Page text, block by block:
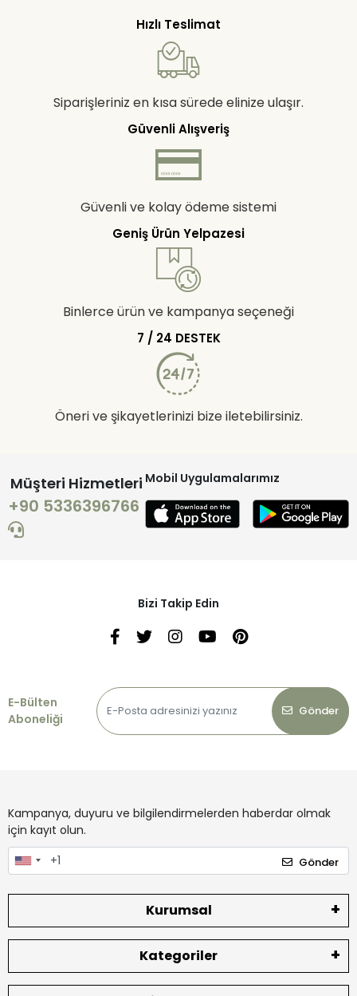
Hızlı Teslimat
Siparişleriniz en kısa sürede elinize ulaşır.
Güvenli Alışveriş
Güvenli ve kolay ödeme sistemi
Geniş Ürün Yelpazesi
Binlerce ürün ve kampanya seçeneği
7 / 24 DESTEK
Öneri ve şikayetlerinizi bize iletebilirsiniz.
Müşteri Hizmetleri
+90 5336396766
Mobil Uygulamalarımız
Bizi Takip Edin
E-Bülten
Aboneliği
Gönder
Kampanya, duyuru ve bilgilendirmelerden haberdar olmak
için kayıt olun.
Gönder
Kurumsal
Kategoriler